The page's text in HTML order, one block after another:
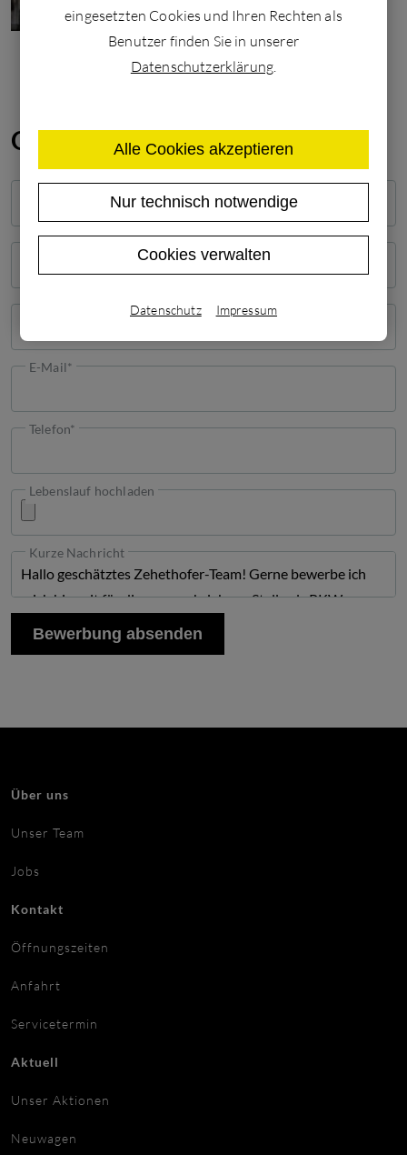
Online Bewerbungs-Formular:
Vorname*
E-Mail*
Telefon*
Lebenslauf hochladen
×
Kurze Nachricht
Bewerbung absenden
Über uns
Unser Team
Jobs
Kontakt
Öffnungszeiten
Anfahrt
Servicetermin
Aktuell
Unser Aktionen
Neuwagen
eingesetzten Cookies und Ihren Rechten als
Benutzer finden Sie in unserer
Datenschutzerklärung
Alle Cookies akzeptieren
Nur technisch notwendige
Cookies verwalten
Datenschutz Impressum